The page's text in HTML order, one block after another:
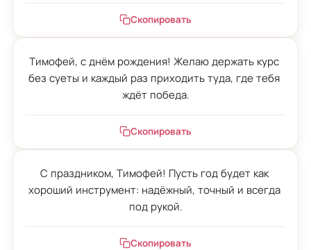
Скопировать
Тимофей, с днём рождения! Желаю держать курс
без суеты и каждый раз приходить туда, где тебя
ждёт победа.
Скопировать
С праздником, Тимофей! Пусть год будет как
хороший инструмент: надёжный, точный и всегда
под рукой.
Скопировать